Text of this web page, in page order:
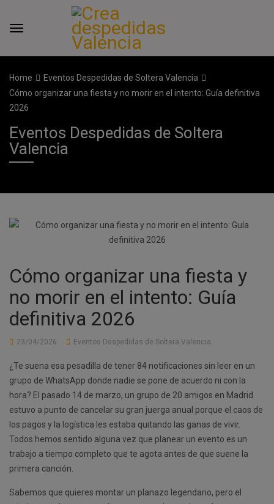
Home
Eventos Despedidas de Soltera Valencia
Cómo organizar una fiesta y no morir en el intento: Guía definitiva
2026
Eventos Despedidas de Soltera
Valencia
Cómo organizar una fiesta y
no morir en el intento: Guía
definitiva 2026
23/04/2026 Eventos Despedidas de Soltera Valencia
¿Te suena esa pesadilla de tener 84 notificaciones sin leer en un
grupo de WhatsApp donde nadie se pone de acuerdo ni con la
hora? El pasado 14 de marzo, un grupo de 20 amigos en Madrid
estuvo a punto de cancelar su gran juerga anual porque el caos de
los pagos y la logística les estaba quitando las ganas de vivir.
Todos hemos sentido alguna vez que planear un evento es un
trabajo a tiempo completo que te agota antes de que suene la
primera canción.
Sabemos que quieres montar un planazo legendario, pero el